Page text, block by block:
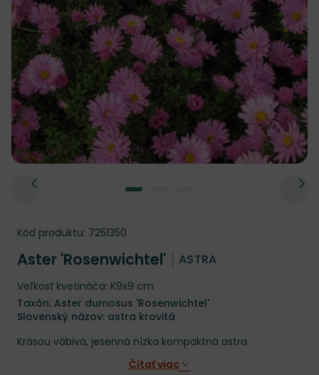
Kód produktu: 7251350
Aster 'Rosenwichtel' ASTRA
Veľkosť kvetináča: K9x9 cm
Taxón: Aster dumosus 'Rosenwichtel'
Slovenský názov: astra krovitá
Krásou vábivá, jesenná nízka kompaktná astra.
Čítať viac